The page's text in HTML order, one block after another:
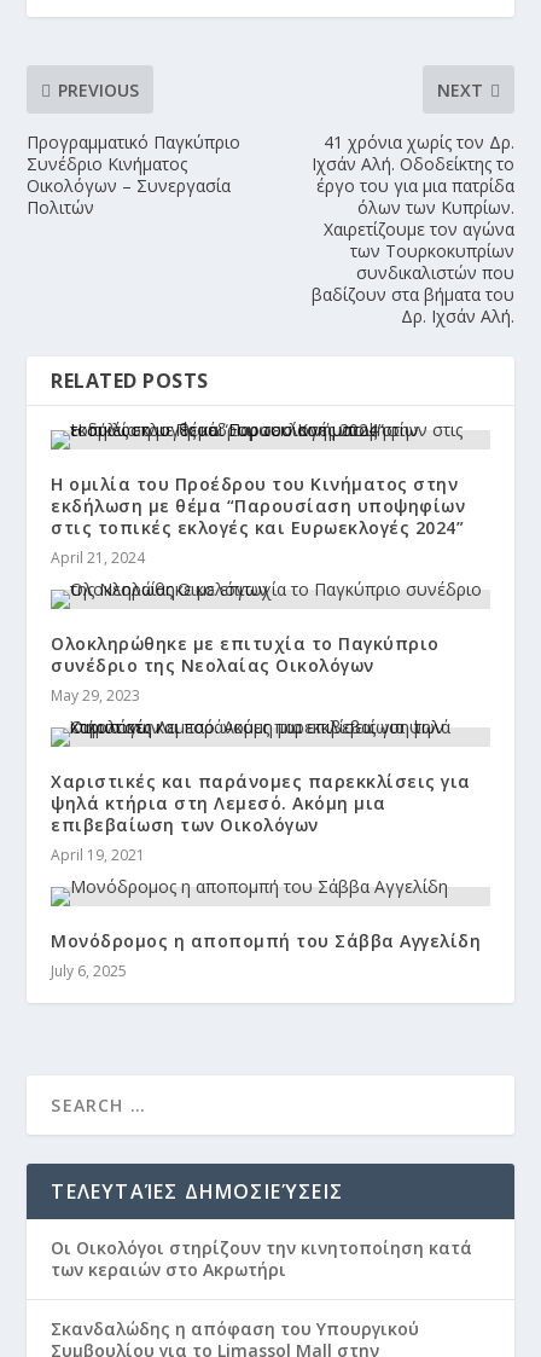
PREVIOUS
Προγραμματικό Παγκύπριο
Συνέδριο Κινήματος
Οικολόγων – Συνεργασία
Πολιτών
NEXT
41 χρόνια χωρίς τον Δρ.
Ιχσάν Αλή. Οδοδείκτης το
έργο του για μια πατρίδα
όλων των Κυπρίων.
Χαιρετίζουμε τον αγώνα
των Τουρκοκυπρίων
συνδικαλιστών που
βαδίζουν στα βήματα του
Δρ. Ιχσάν Αλή.
RELATED POSTS
Η ομιλία του Προέδρου του Κινήματος στην
εκδήλωση με θέμα “Παρουσίαση υποψηφίων
στις τοπικές εκλογές και Ευρωεκλογές 2024”
April 21, 2024
Ολοκληρώθηκε με επιτυχία το Παγκύπριο
συνέδριο της Νεολαίας Οικολόγων
May 29, 2023
Χαριστικές και παράνομες παρεκκλίσεις για
ψηλά κτήρια στη Λεμεσό. Ακόμη μια
επιβεβαίωση των Οικολόγων
April 19, 2021
Μονόδρομος η αποπομπή του Σάββα Αγγελίδη
July 6, 2025
ΤΕΛΕΥΤΑΊΕΣ ΔΗΜΟΣΙΕΎΣΕΙΣ
Οι Οικολόγοι στηρίζουν την κινητοποίηση κατά
των κεραιών στο Ακρωτήρι
Σκανδαλώδης η απόφαση του Υπουργικού
Συμβουλίου για το Limassol Mall στην